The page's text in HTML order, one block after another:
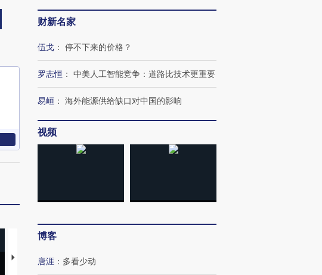
视线｜“入侵”还是“人道危
机”？难民潮撕裂西班牙
财新名家
伍戈 ： 停不下来的价格？
罗志恒 ： 中美人工智能竞争：道路比技术更重要
易峘 ： 海外能源供给缺口对中国的影响
视频
博客
唐涯 ： 多看少动